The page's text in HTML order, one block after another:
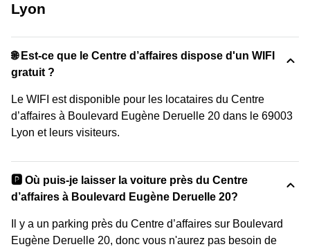
Lyon
🌐 Est-ce que le Centre d’affaires dispose d'un WIFI
gratuit ?
Le WIFI est disponible pour les locataires du Centre
d’affaires à Boulevard Eugène Deruelle 20 dans le 69003
Lyon et leurs visiteurs.
🅿️ Où puis-je laisser la voiture près du Centre
d’affaires à Boulevard Eugène Deruelle 20?
Il y a un parking près du Centre d’affaires sur Boulevard
Eugène Deruelle 20, donc vous n'aurez pas besoin de